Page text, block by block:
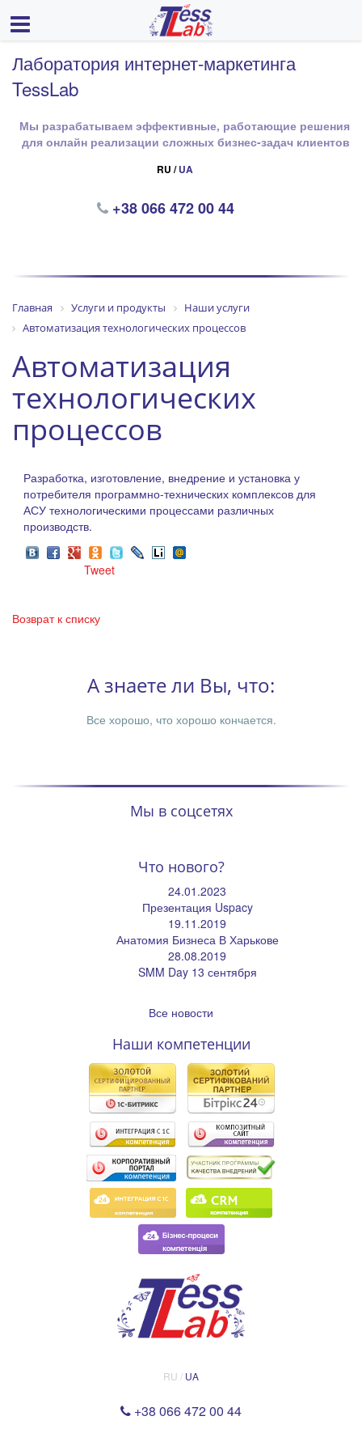
Лаборатория интернет-маркетинга
TessLab
Мы разрабатываем эффективные, работающие решения
для онлайн реализации сложных бизнес-задач клиентов
RU /UA
+38 066 472 00 44
Главная Услуги и продукты
Наши услуги
Автоматизация технологических процессов
Автоматизация
технологических
процессов
Разработка, изготовление, внедрение и установка у
потребителя программно-технических комплексов для
АСУ технологическими процессами различных
производств.
Tweet
Возврат к списку
А знаете ли Вы, что:
Все хорошо, что хорошо кончается.
Мы в соцсетях
Что нового?
24.01.2023
Презентация Uspacy
19.11.2019
Анатомия Бизнеса В Харькове
28.08.2019
SMM Day 13 сентября
Все новости
Наши компетенции
RU / UA
+38 066 472 00 44